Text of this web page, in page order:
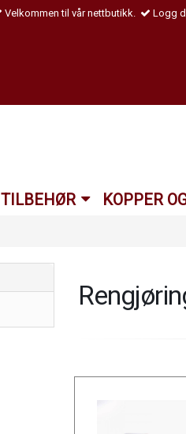
Velkommen til vår nettbutikk. Logg
TILBEHØR KOPPER